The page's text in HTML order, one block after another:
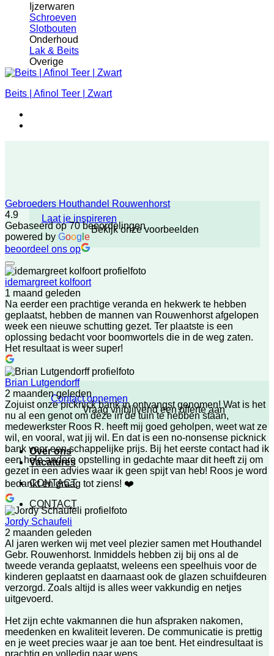
Ijzerwaren
Schroeven
Slotbouten
Onderhoud
Lak & Beits
Overige
Laat je inspireren
Bekijk onze voorbeelden
Contact opnemen
Vraag vrijblijvend een offerte aan
Over ons
Vacatures
CONTACT
CONTACT
Beits | Afinol Teer | Zwart
Gebroeders Houthandel Rouwenhorst
4.9
Gebaseerd op 70 beoordelingen
powered by Goog e
beoordeel ons op
idemargreet kolfoort
1 maand geleden
Na eerder een prachtige veranda en hekwerk te hebben
geplaatst, hebben de mannen van Rouwenhorst afgelopen
week een nieuwe schutting gezet. Ter plaatste is een
oplossing bedacht voor boomwortels die in de weg zaten.
Het resultaat is weer super!
Brian Lutgendorff
2 maanden geleden
Zojuist onze picknick bank in ontvangst genomen! Wat is het
nu al een genot om deze in de tuin te hebben staan,
medewerkster Roos R. heeft mij goed geholpen, weet wat ze
wil, en vooral, wat jij wil. En dat is een no-nonsense picknick
bank voor een schappelijke prijs. Bij het eerste contact had ik
een hele andere opstelling in gedachte maar dit heeft zij om
gezet in een advies waar ik geen spijt van heb! Roos je word
bedankt en graag tot ziens! ❤️
Jordy Schaufeli
2 maanden geleden
Al jaren werken wij met veel plezier samen met Houthandel
Gebr. Rouwenhorst. Inmiddels hebben zij bij ons al de
tweede veranda geplaatst, weleens een speelhuis voor de
kinderen geplaatst en daarnaast ook de glazen schuifdeuren
verzorgd. Zoals altijd is alles weer vakkundig en netjes
uitgevoerd.
Het zijn echte vakmannen die hun afspraken nakomen,
meedenken en kwaliteit leveren. De communicatie is prettig
en je weet precies waar je aan toe bent. Het eindresultaat is